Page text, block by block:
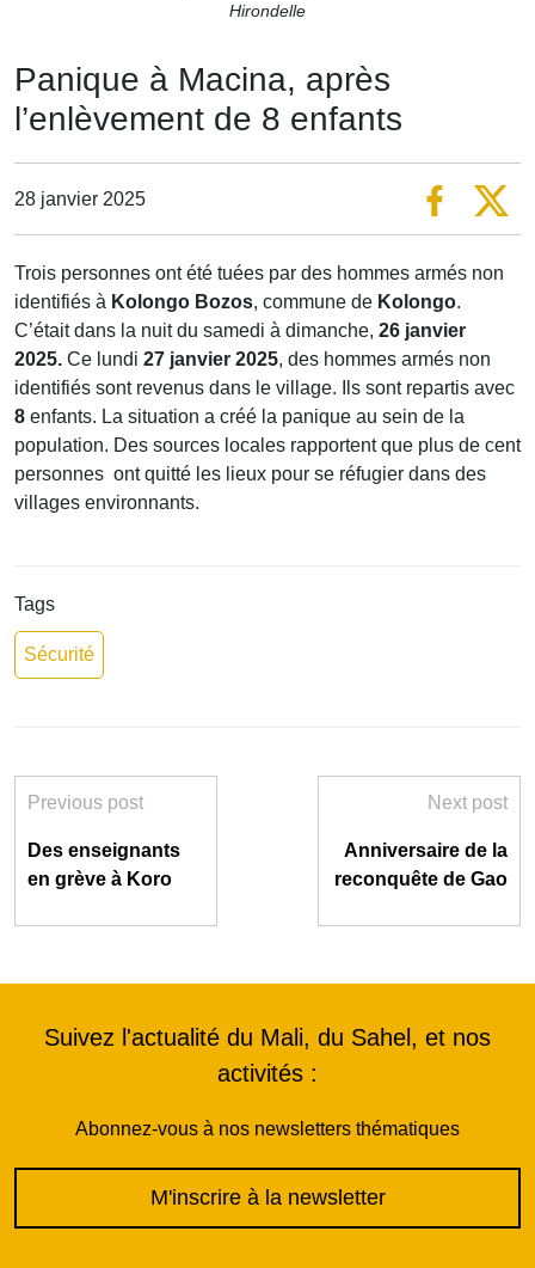
Hirondelle
Panique à Macina, après
l’enlèvement de 8 enfants
28 janvier 2025
Trois personnes ont été tuées par des hommes armés non
identifiés à Kolongo Bozos, commune de Kolongo.
C’était dans la nuit du samedi à dimanche, 26 janvier
2025. Ce lundi 27 janvier 2025, des hommes armés non
identifiés sont revenus dans le village. Ils sont repartis avec
8 enfants. La situation a créé la panique au sein de la
population. Des sources locales rapportent que plus de cent
personnes ont quitté les lieux pour se réfugier dans des
villages environnants.
Tags
Sécurité
Previous post
Des enseignants
en grève à Koro
Next post
Anniversaire de la
reconquête de Gao
Suivez l'actualité du Mali, du Sahel, et nos
activités :
Abonnez-vous à nos newsletters thématiques
M'inscrire à la newsletter